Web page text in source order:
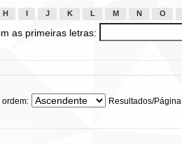
H J K L M N O
as primeiras letras:
ordem: Resultados/Página